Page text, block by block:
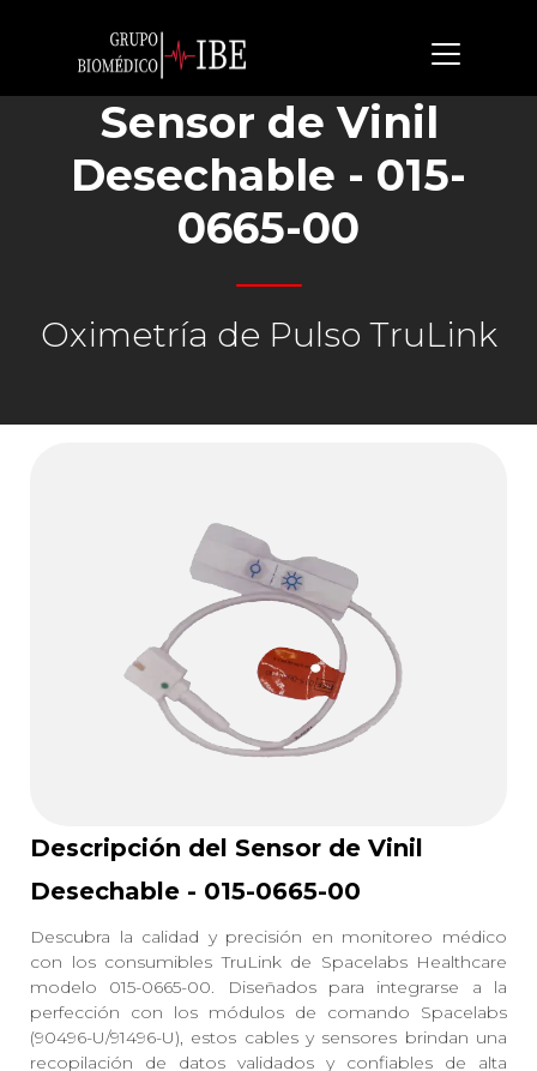
Sensor de Vinil
Desechable - 015-
0665-00
Oximetría de Pulso TruLink
Descripción del Sensor de Vinil
Desechable - 015-0665-00
Descubra la calidad y precisión en monitoreo médico
con los consumibles TruLink de Spacelabs Healthcare
modelo 015-0665-00. Diseñados para integrarse a la
perfección con los módulos de comando Spacelabs
(90496-U/91496-U), estos cables y sensores brindan una
recopilación de datos validados y confiables de alta